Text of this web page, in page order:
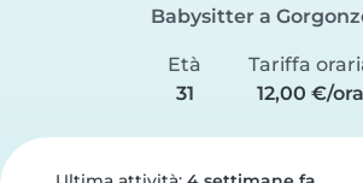
Babysitter a
Età
31
Tariffa
12,00 €/ora